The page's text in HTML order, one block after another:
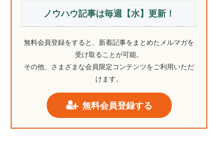
ノウハウ記事は毎週【水】更新！
無料会員登録をすると、新着記事をまとめたメルマガを
受け取ることが可能。
その他、さまざまな会員限定コンテンツをご利用いただ
けます。
無料会員登録する